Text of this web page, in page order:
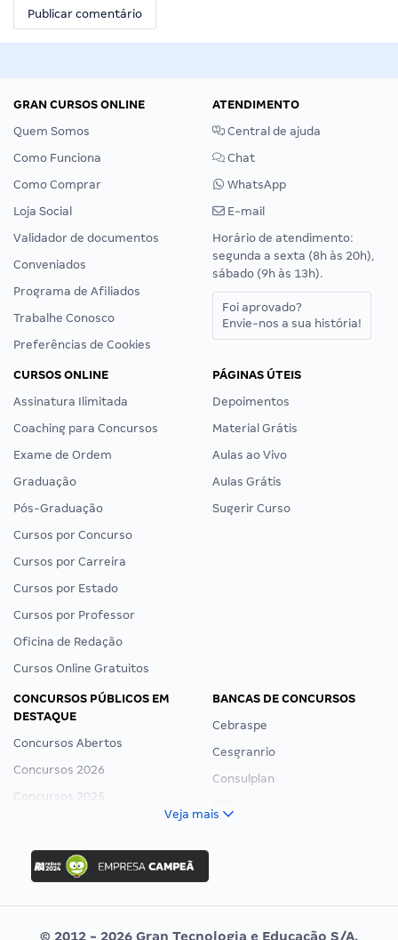
GRAN CURSOS ONLINE
Quem Somos
Como Funciona
Como Comprar
Loja Social
Validador de documentos
Conveniados
Programa de Afiliados
Trabalhe Conosco
Preferências de Cookies
ATENDIMENTO
Central de ajuda
Chat
WhatsApp
E-mail
Horário de atendimento:
segunda a sexta (8h às 20h),
sábado (9h às 13h).
Foi aprovado?
Envie-nos a sua história!
CURSOS ONLINE
Assinatura Ilimitada
Coaching para Concursos
Exame de Ordem
Graduação
Pós-Graduação
Cursos por Concurso
Cursos por Carreira
Cursos por Estado
Cursos por Professor
Oficina de Redação
Cursos Online Gratuitos
PÁGINAS ÚTEIS
Depoimentos
Material Grátis
Aulas ao Vivo
Aulas Grátis
Sugerir Curso
CONCURSOS PÚBLICOS EM
DESTAQUE
Concursos Abertos
Concursos 2026
Concursos 2025
Concurso Ibama
Concurso MPU
Editais publicados
BANCAS DE CONCURSOS
Cebraspe
Cesgranrio
Consulplan
Veja mais
© 2012 - 2026 Gran Tecnologia e Educação S/A.